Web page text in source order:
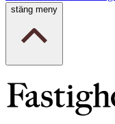
stäng meny